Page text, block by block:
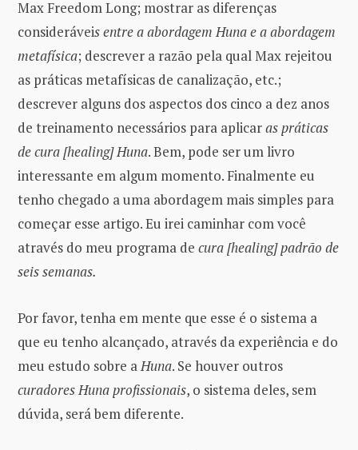
Max Freedom Long; mostrar as diferenças
consideráveis ​​entre a abordagem Huna e a abordagem
metafísica; descrever a razão pela qual Max rejeitou
as práticas metafísicas de canalização, etc.;
descrever alguns dos aspectos dos cinco a dez anos
de treinamento necessários para aplicaras práticas
de cura [healing] Huna. Bem, pode ser um livro
interessante em algum momento. Finalmente eu
tenho chegado a uma abordagem mais simples para
começar esse artigo. Eu irei caminhar com você
através do meu programa de cura [healing] padrão de
seis semanas.
Por favor, tenha em mente que esse é o sistema a
que eu tenho alcançado, através da experiência e do
meu estudo sobre aHuna. Se houver outros
curadores Huna profissionais, o sistema deles, sem
dúvida, será bem diferente.